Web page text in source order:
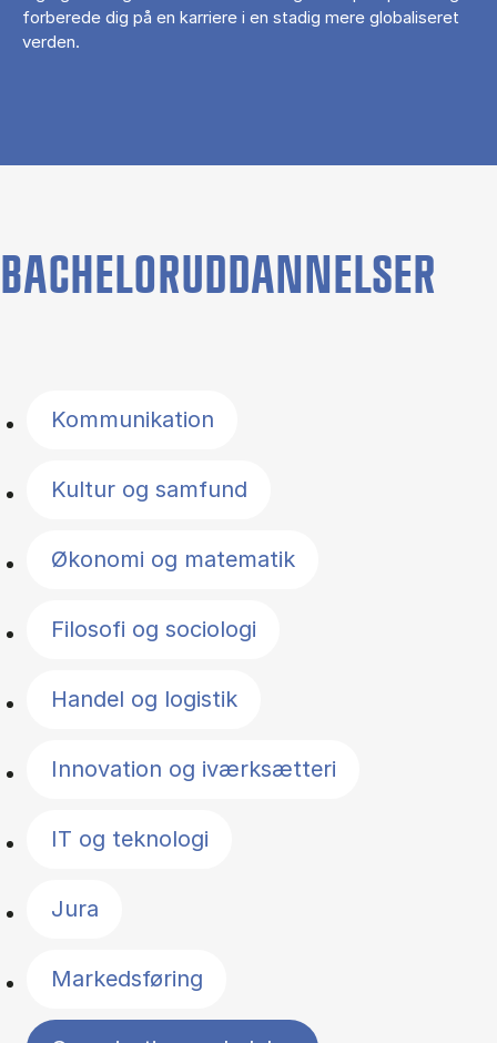
forberede dig på en karriere i en stadig mere globaliseret
verden.
BACHELORUDDANNELSER
Kommunikation
Kultur og samfund
Økonomi og matematik
Filosofi og sociologi
Handel og logistik
Innovation og iværksætteri
IT og teknologi
Jura
Markedsføring